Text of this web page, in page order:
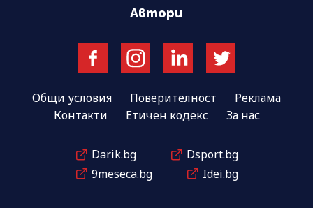
Автори
Общи условия Поверителност
Реклама
Контакти
Етичен кодекс За нас
Darik.bg
Dsport.bg
9meseca.bg
Idei.bg